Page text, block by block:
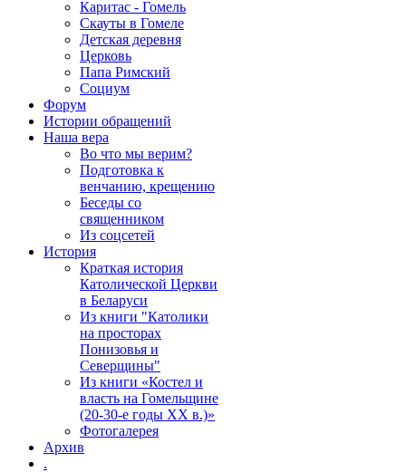
Каритас - Гомель
Скауты в Гомеле
Детская деревня
Церковь
Папа Римский
Социум
Форум
Истории обращений
Наша вера
Во что мы верим?
Подготовка к
венчанию, крещению
Беседы со
священником
Из соцсетей
История
Краткая история
Католической Церкви
в Беларуси
Из книги "Католики
на просторах
Понизовья и
Северщины"
Из книги «Костел и
власть на Гомельщине
(20-30-е годы ХХ в.)»
Фотогалерея
Архив
.